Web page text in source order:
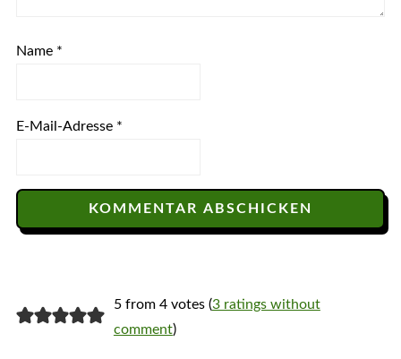
Name *
E-Mail-Adresse *
5 from 4 votes (3 ratings without
comment)